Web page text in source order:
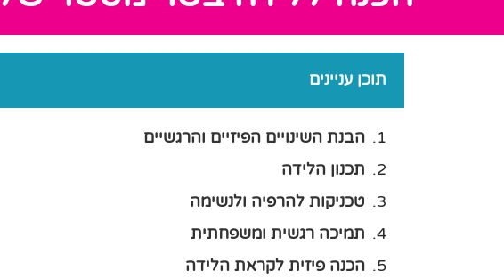
תוכן עניינים
הבנת השינויים הפיזיים והרגשיים
תכנון הלידה
טכניקות להרפיה ולנשימה
תמיכה רגשית ומשפחתית
הכנה פיזית לקראת הלידה